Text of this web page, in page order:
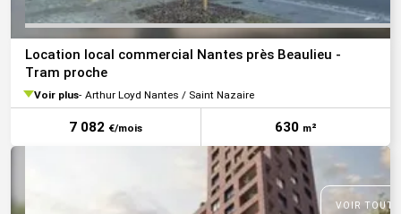
Location local commercial Nantes près Beaulieu -
Tram proche
Voir plus Arthur Loyd Nantes / Saint Nazaire
7 082 €/mois 630 m²
VOIR